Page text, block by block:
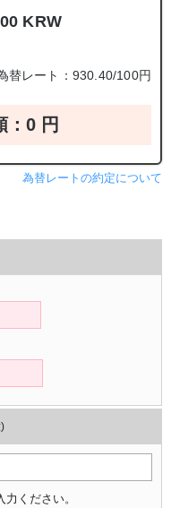
KRW
替レート：930.40/100円
0 円
為替レートの約定について
ください。